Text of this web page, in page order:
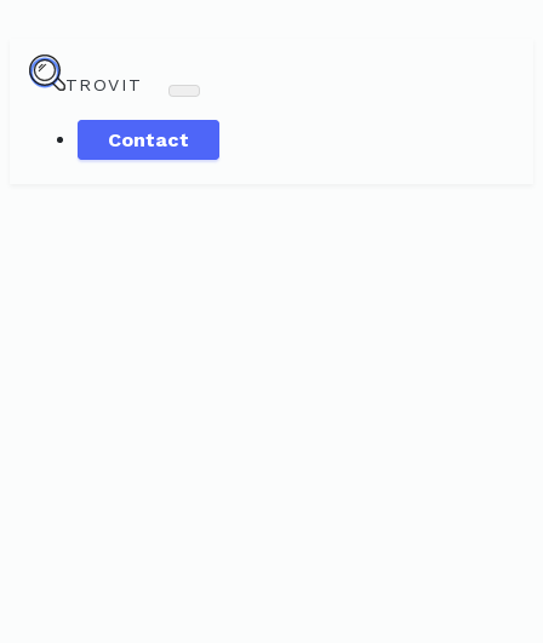
TROVIT
Contact